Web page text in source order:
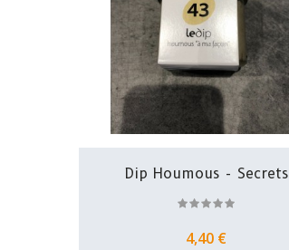
Dip Houmous - Secrets
4,40 €